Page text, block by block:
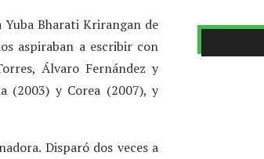
Bharati Krirangan de
aspiraban a escribir con
Álvaro Fernández y
(2003) y Corea (2007), y
Disparó dos veces a